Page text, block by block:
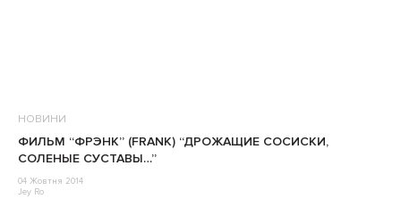
НОВИНИ
ФИЛЬМ “ФРЭНК” (FRANK) “ДРОЖАЩИЕ СОСИСКИ,
СОЛЕНЫЕ СУСТАВЫ…”
04 Жовтня 2014
Jey Ro